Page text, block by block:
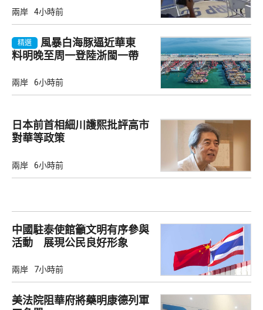
兩岸 4小時前
精選
風暴白海豚逼近華東
料明晚至周一登陸浙閩一帶
兩岸 6小時前
日本前首相細川護熙批評高市
對華等政策
兩岸 6小時前
中國駐泰使館籲文明有序參與
活動 展現公民良好形象
兩岸 7小時前
美法院阻華府將藥明康德列軍